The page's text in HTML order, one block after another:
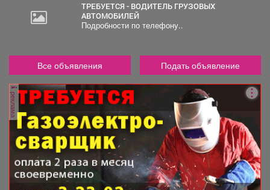
ТРЕБУЕТСЯ - ВОДИТЕЛЬ ГРУЗОВЫХ
АВТОМОБИЛЕЙ
Подробности по телефону..
Все объявления Подать объявление
реклама